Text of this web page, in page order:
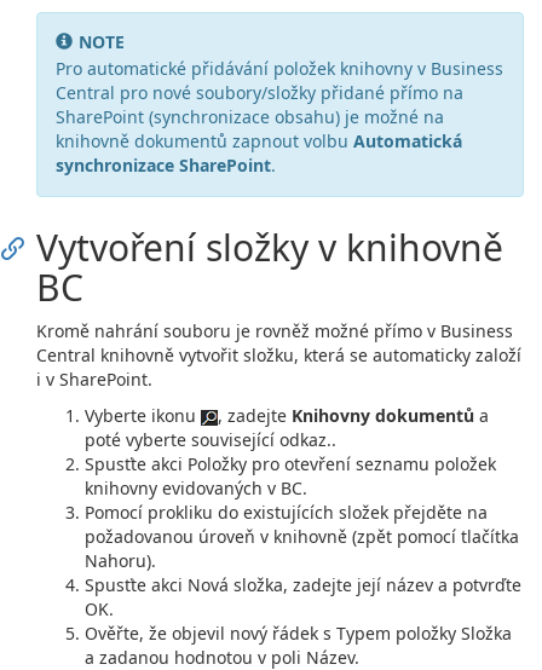
NOTE
Pro automatické přidávání položek knihovny v Business
Central pro nové soubory/složky přidané přímo na
SharePoint (synchronizace obsahu) je možné na
knihovně dokumentů zapnout volbu Automatická
synchronizace SharePoint.
Vytvoření složky v knihovně
BC
Kromě nahrání souboru je rovněž možné přímo v Business
Central knihovně vytvořit složku, která se automaticky založí
i v SharePoint.
Vyberte ikonu
, zadejte Knihovny dokumentů a
poté vyberte související odkaz..
Spusťte akci Položky pro otevření seznamu položek
knihovny evidovaných v BC.
Pomocí prokliku do existujících složek přejděte na
požadovanou úroveň v knihovně (zpět pomocí tlačítka
Nahoru).
Spusťte akci Nová složka, zadejte její název a potvrďte
OK.
Ověřte, že objevil nový řádek s Typem položky Složka
a zadanou hodnotou v poli Název.